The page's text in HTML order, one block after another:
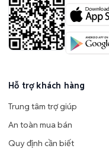
Hỗ trợ khách hàng
Trung tâm trợ giúp
An toàn mua bán
Quy định cần biết